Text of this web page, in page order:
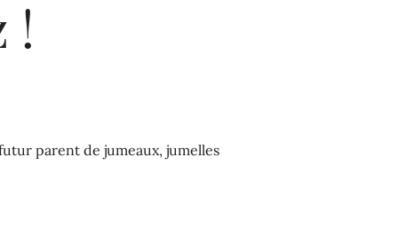
!
parent de jumeaux, jumelles